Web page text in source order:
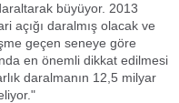
büyüyor. 2013
açığı daralmış olacak ve
geçen seneye göre
en önemli dikkat edilmesi
daralmanın 12,5 milyar